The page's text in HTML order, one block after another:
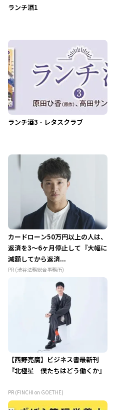
ランチ酒1
ランチ酒3 - レタスクラブ
カードローン50万円以上の人は、
返済を3～6ヶ月停止して『大幅に
減額してから返済...
PR (渋谷法務総合事務所)
【西野亮廣】ビジネス書最新刊
『北極星 僕たちはどう働くか』
PR (FINCHI on GOETHE)